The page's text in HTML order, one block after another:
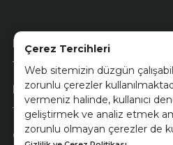
Çerez Tercihleri
Web sitemizin düzgün
zorunlu çerezler
vermeniz halinde, kullanıcı
geliştirmek ve analiz etmek
zorunlu olmayan çerezler de
Kurumsal
Müşteri Hizmetleri
Ödeme